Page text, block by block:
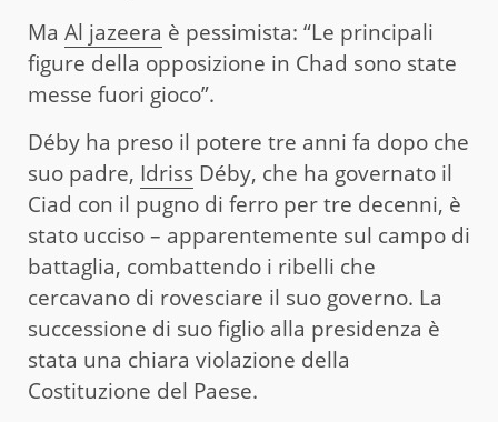
Ma Al jazeera è pessimista: “Le principali
figure della opposizione in Chad sono state
messe fuori gioco”.
Déby ha preso il potere tre anni fa dopo che
suo padre, Idriss Déby, che ha governato il
Ciad con il pugno di ferro per tre decenni, è
stato ucciso – apparentemente sul campo di
battaglia, combattendo i ribelli che
cercavano di rovesciare il suo governo. La
successione di suo figlio alla presidenza è
stata una chiara violazione della
Costituzione del Paese.